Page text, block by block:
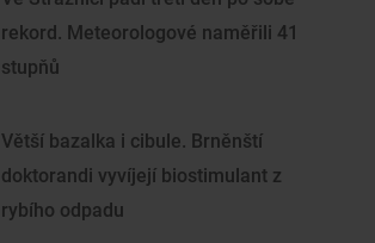
rekord. Meteorologové naměřili 41
stupňů
Větší bazalka i cibule. Brněnští
doktorandi vyvíjejí biostimulant z
rybího odpadu